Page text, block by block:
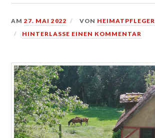
AM27. MAI 2022 VON HEIMATPFLEGER
HINTERLASSE EINEN KOMMENTAR